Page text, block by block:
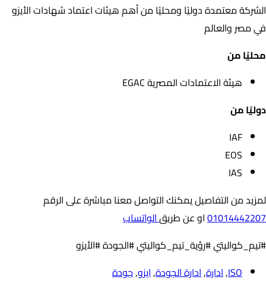
الشركة معتمدة دوليًا ومحليًا من أهم هيئات اعتماد شهادات الأيزو
في مصر والعالم
محليًا من
هيئة الاعتمادات المصرية EGAC
دوليًا من
IAF
EOS
IAS
لمزيد من التفاصيل يمكنك التواصل معنا مباشرة على الرقم
01014442207او عن طريقالواتساب
#تيم_كواليتي #رؤية_تيم_كواليتي #الجودة #الأيزو
ISO
,ادارة,ادارة الجودة,ايزو,جودة